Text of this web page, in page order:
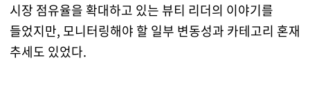
시장 점유율을 확대하고 있는 뷰티 리더의 이야기를
들었지만, 모니터링해야 할 일부 변동성과 카테고리 혼재
추세도 있었다.